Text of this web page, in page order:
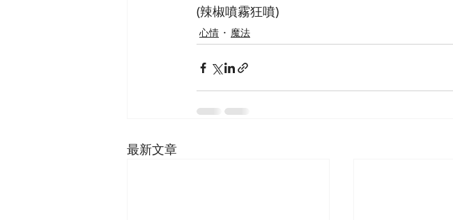
(辣椒噴霧狂噴)
心情 魔法
最新文章